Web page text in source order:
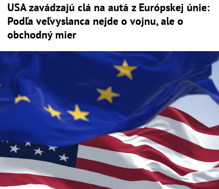
USA zavádzajú clá na autá z Európskej únie:
Podľa veľvyslanca nejde o vojnu, ale o
obchodný mier